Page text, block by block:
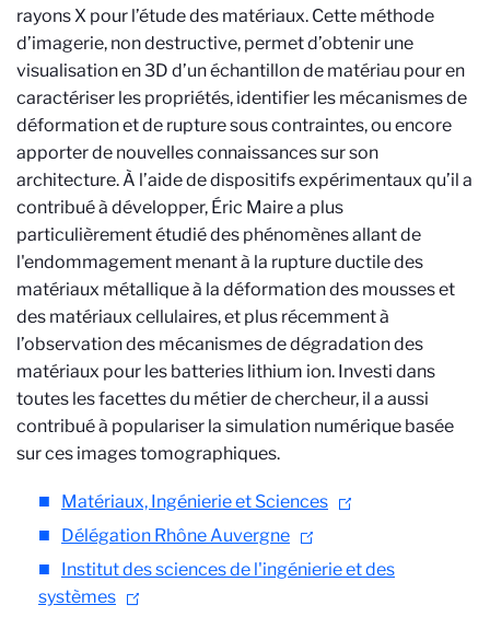
rayons X pour l’étude des matériaux. Cette méthode
d’imagerie, non destructive, permet d’obtenir une
visualisation en 3D d’un échantillon de matériau pour en
caractériser les propriétés, identifier les mécanismes de
déformation et de rupture sous contraintes, ou encore
apporter de nouvelles connaissances sur son
architecture. À l’aide de dispositifs expérimentaux qu’il a
contribué à développer, Éric Maire a plus
particulièrement étudié des phénomènes allant de
l'endommagement menant à la rupture ductile des
matériaux métallique à la déformation des mousses et
des matériaux cellulaires, et plus récemment à
l’observation des mécanismes de dégradation des
matériaux pour les batteries lithium ion. Investi dans
toutes les facettes du métier de chercheur, il a aussi
contribué à populariser la simulation numérique basée
sur ces images tomographiques.
Matériaux, Ingénierie et Sciences
Délégation Rhône Auvergne
Institut des sciences de l'ingénierie et des
systèmes